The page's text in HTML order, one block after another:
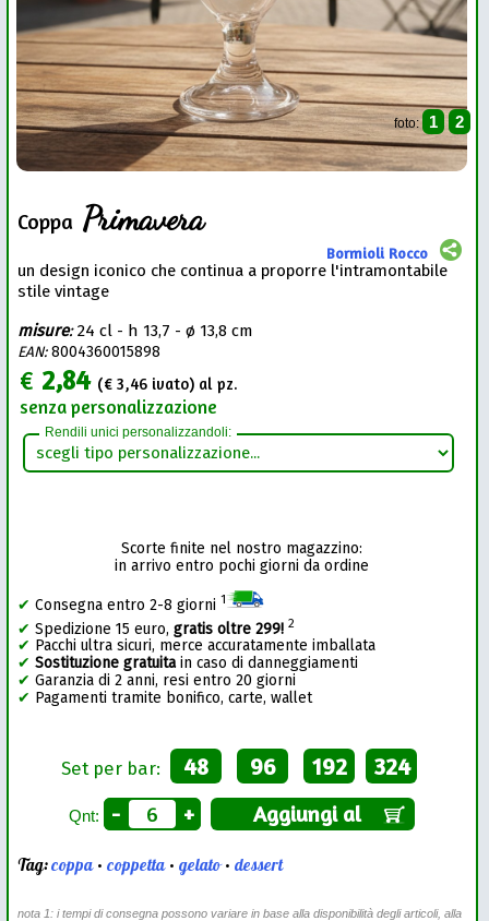
foto: 1 2
Coppa Primavera
Bormioli Rocco
un design iconico che continua a proporre l'intramontabile
stile vintage
misure:24 cl - h 13,7 - ø 13,8 cm
EAN:8004360015898
€ 2,84 (€3,46 ivato) al pz.
senza personalizzazione
Rendili unici personalizzandoli:
Scorte finite nel nostro magazzino:
in arrivo entro pochi giorni da ordine
✔ Consegna entro 2-8 giorni 1
✔ Spedizione 15 euro,gratis oltre 299! 2
✔ Pacchi ultra sicuri, merce accuratamente imballata
✔ Sostituzione gratuitain caso di danneggiamenti
✔ Garanzia di 2 anni, resi entro 20 giorni
✔ Pagamenti tramite bonifico, carte, wallet
Set per bar: 48 96 192 324
Qnt: - + Aggiungi al
Tag:coppa•coppetta•gelato•dessert
nota 1: i tempi di consegna possono variare in base alla disponibilità degli articoli, alla